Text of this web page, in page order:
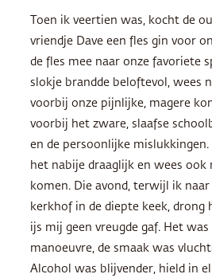
Toen ik veertien was, kocht de
vriendje Dave een fles gin voor
de fles mee naar onze favoriete
slokje brandde beloftevol, wees
voorbij onze pijnlijke, magere
voorbij het zware, slaafse
en de persoonlijke mislukkingen.
het nabije draaglijk en wees ook
komen. Die avond, terwijl ik
kerkhof in de diepte keek,
ijs mij geen vreugde gaf. Het
manoeuvre, de smaak was
Alcohol was blijvender, hield in